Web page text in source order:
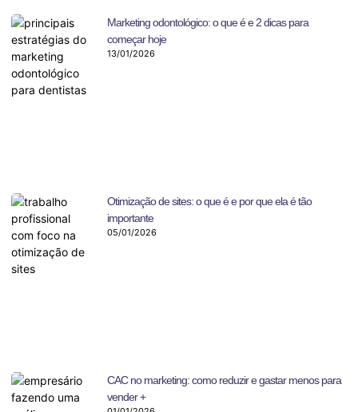
Marketing odontológico: o que é e 2 dicas para
começar hoje
13/01/2026
Otimização de sites: o que é e por que ela é tão
importante
05/01/2026
CAC no marketing: como reduzir e gastar menos para
vender +